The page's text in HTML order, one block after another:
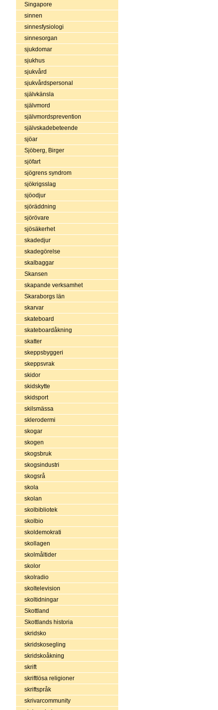
Singapore
sinnen
sinnesfysiologi
sinnesorgan
sjukdomar
sjukhus
sjukvård
sjukvårdspersonal
självkänsla
självmord
självmordsprevention
självskadebeteende
sjöar
Sjöberg, Birger
sjöfart
sjögrens syndrom
sjökrigsslag
sjöodjur
sjöräddning
sjörövare
sjösäkerhet
skadedjur
skadegörelse
skalbaggar
Skansen
skapande verksamhet
Skaraborgs län
skarvar
skateboard
skateboardåkning
skatter
skeppsbyggeri
skeppsvrak
skidor
skidskytte
skidsport
skilsmässa
sklerodermi
skogar
skogen
skogsbruk
skogsindustri
skogsrå
skola
skolan
skolbibliotek
skolbio
skoldemokrati
skollagen
skolmåltider
skolor
skolradio
skoltelevision
skoltidningar
Skottland
Skottlands historia
skridsko
skridskosegling
skridskoåkning
skrift
skriftlösa religioner
skriftspråk
skrivarcommunity